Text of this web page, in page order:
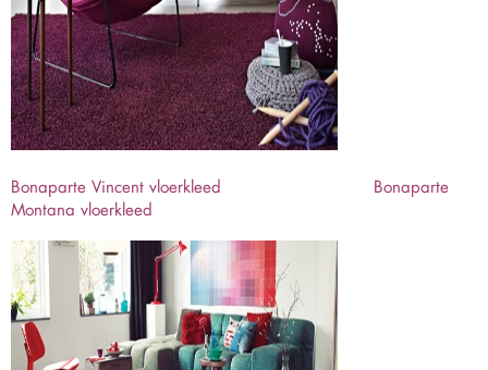
Bonaparte Vincent vloerkleed
Bonaparte
Montana vloerkleed